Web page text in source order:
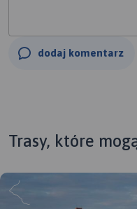
dodaj komentarz
Trasy, które